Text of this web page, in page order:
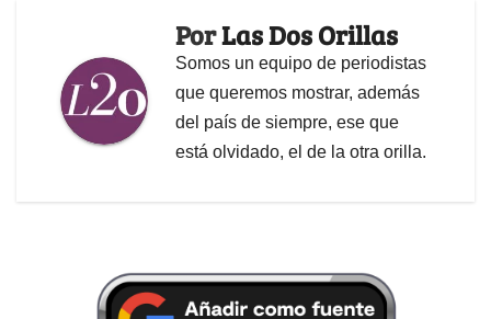
PorLas Dos Orillas
Somos un equipo de periodistas
que queremos mostrar, además
del país de siempre, ese que
está olvidado, el de la otra orilla.